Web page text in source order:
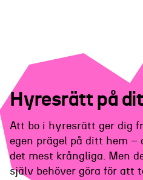
Hyresrätt på
Att bo i hyresrätt ger dig
egen prägel på ditt hem –
det mest krångliga. Men
själv behöver göra för att